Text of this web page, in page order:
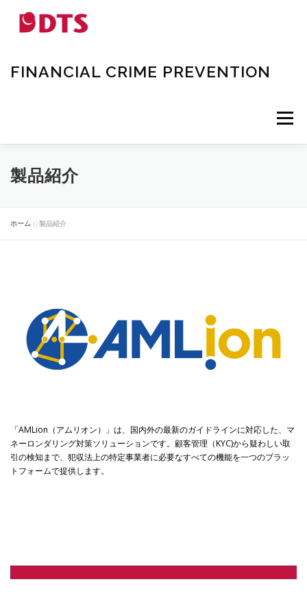
FINANCIAL CRIME PREVENTION
メニュー
TOP 製品紹介
当社について
製品紹介
ホーム »製品紹介
「AMLion（アムリオン）」は、国内外の最新のガイドラインに対応した、マ
ネーロンダリング対策ソリューションです。顧客管理（KYC)から疑わしい取
引の検知まで、犯収法上の特定事業者に必要なすべての機能を一つのプラッ
トフォームで提供します。